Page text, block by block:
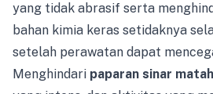
yang tidak abrasif serta
bahan kimia keras setidaknya
setelah perawatan dapat
Menghindari paparan sinar